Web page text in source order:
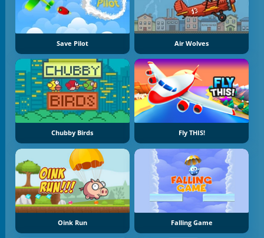
Save Pilot Air Wolves
Chubby Birds Fly THIS!
Oink Run Falling Game